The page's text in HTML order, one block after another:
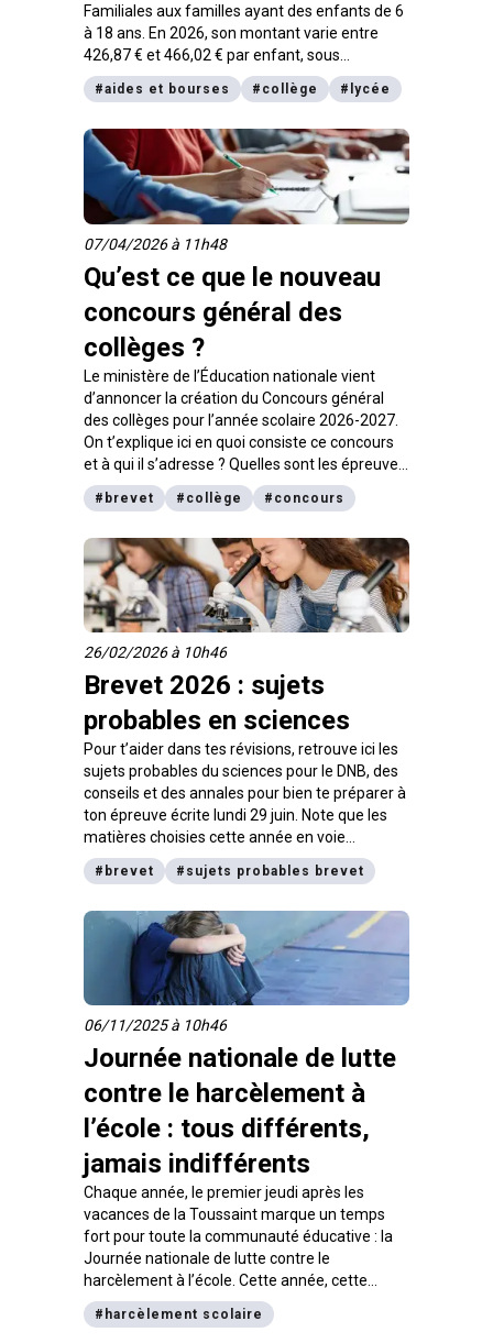
Familiales aux familles ayant des enfants de 6
à 18 ans. En 2026, son montant varie entre
426,87 € et 466,02 € par enfant, sous
conditions de ressources. On vous explique
tout.
#aides et bourses # collège # lycée
07/04/2026 à 11h48
Qu’est ce que le nouveau
concours général des
collèges ?
Le ministère de l’Éducation nationale vient
d’annoncer la création du Concours général
des collèges pour l’année scolaire 2026-2027.
On t’explique ici en quoi consiste ce concours
et à qui il s’adresse ? Quelles sont les épreuves
et en quoi cela peut valoriser ton dossier
scolaire. Zoom aussi sur les dates à retenir.
# brevet # collège # concours
26/02/2026 à 10h46
Brevet 2026 : sujets
probables en sciences
Pour t’aider dans tes révisions, retrouve ici les
sujets probables du sciences pour le DNB, des
conseils et des annales pour bien te préparer à
ton épreuve écrite lundi 29 juin. Note que les
matières choisies cette année en voie
générale sont la SVT et la physique-chimie.
# brevet # sujets probables brevet
06/11/2025 à 10h46
Journée nationale de lutte
contre le harcèlement à
l’école : tous différents,
jamais indifférents
Chaque année, le premier jeudi après les
vacances de la Toussaint marque un temps
fort pour toute la communauté éducative : la
Journée nationale de lutte contre le
harcèlement à l’école. Cette année, cette
journée de sensibilisation est donc le jeudi 6
novembre, sous le slogan : « Tous différents,
# harcèlement scolaire